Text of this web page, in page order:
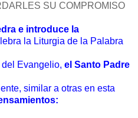
SU COMPROMISO
e introduce la
la Liturgia de la Palabra
Evangelio, el Santo Padre
similar a otras en esta